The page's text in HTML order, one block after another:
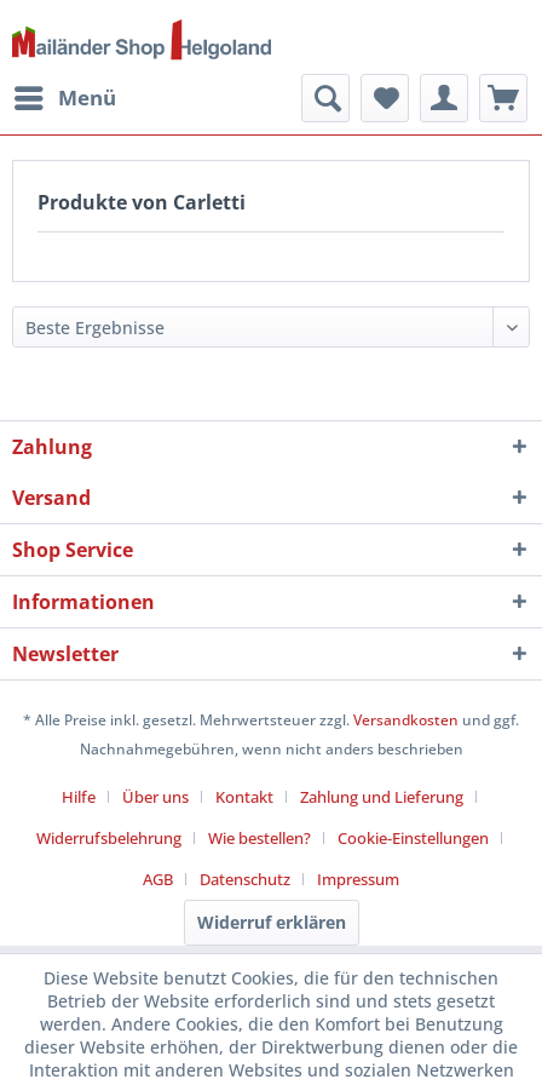
Menü
Produkte von Carletti
Zahlung
Versand
Shop Service
Informationen
Newsletter
* Alle Preise inkl. gesetzl. Mehrwertsteuer zzgl.Versandkosten und ggf.
Nachnahmegebühren, wenn nicht anders beschrieben
Hilfe Über uns Kontakt
Zahlung und Lieferung
Widerrufsbelehrung
Wie bestellen?
Cookie-Einstellungen
AGB
Datenschutz Impressum
Widerruf erklären
Diese Website benutzt Cookies, die für den technischen
Betrieb der Website erforderlich sind und stets gesetzt
werden. Andere Cookies, die den Komfort bei Benutzung
dieser Website erhöhen, der Direktwerbung dienen oder die
Interaktion mit anderen Websites und sozialen Netzwerken